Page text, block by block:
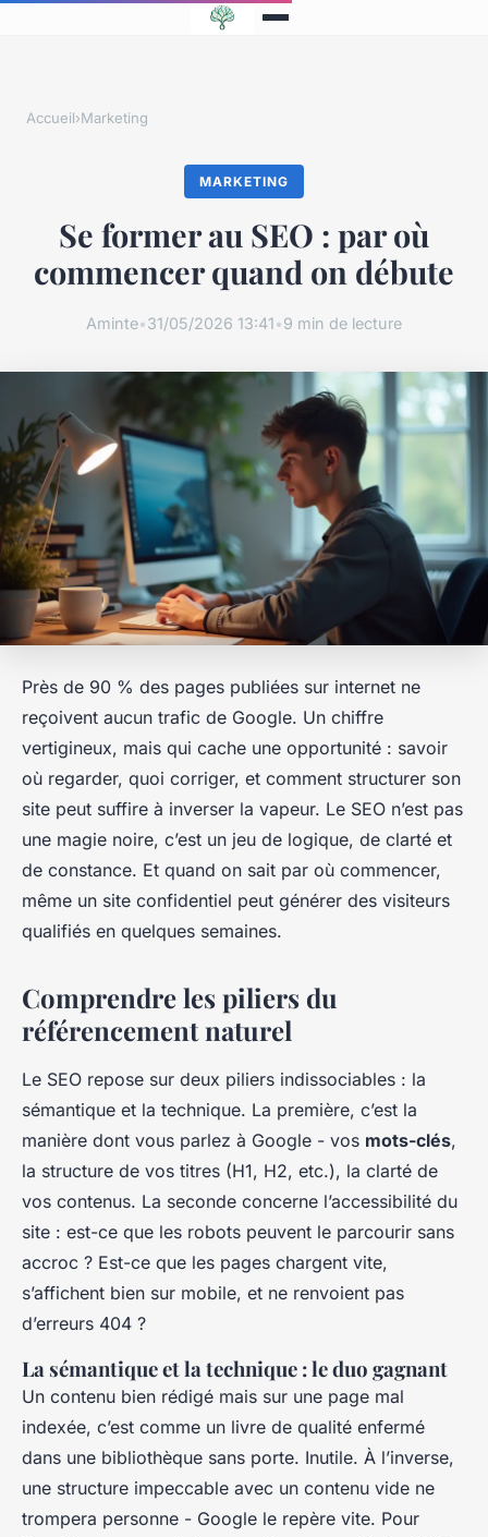
Accueil›Marketing
MARKETING
Se former au SEO : par où
commencer quand on débute
Aminte•31/05/2026 13:41•9 min de lecture
Près de 90 % des pages publiées sur internet ne
reçoivent aucun trafic de Google. Un chiffre
vertigineux, mais qui cache une opportunité : savoir
où regarder, quoi corriger, et comment structurer son
site peut suffire à inverser la vapeur. Le SEO n’est pas
une magie noire, c’est un jeu de logique, de clarté et
de constance. Et quand on sait par où commencer,
même un site confidentiel peut générer des visiteurs
qualifiés en quelques semaines.
Comprendre les piliers du
référencement naturel
Le SEO repose sur deux piliers indissociables : la
sémantique et la technique. La première, c’est la
manière dont vous parlez à Google - vos mots-clés,
la structure de vos titres (H1, H2, etc.), la clarté de
vos contenus. La seconde concerne l’accessibilité du
site : est-ce que les robots peuvent le parcourir sans
accroc ? Est-ce que les pages chargent vite,
s’affichent bien sur mobile, et ne renvoient pas
d’erreurs 404 ?
La sémantique et la technique : le duo gagnant
Un contenu bien rédigé mais sur une page mal
indexée, c’est comme un livre de qualité enfermé
dans une bibliothèque sans porte. Inutile. À l’inverse,
une structure impeccable avec un contenu vide ne
trompera personne - Google le repère vite. Pour